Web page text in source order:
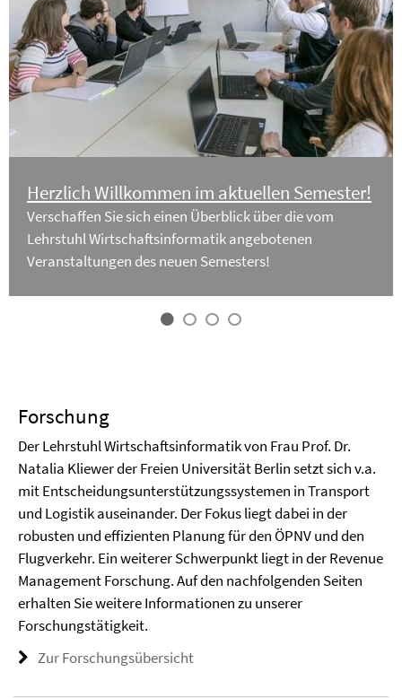
Herzlich Willkommen im aktuellen Semester!
Verschaffen Sie sich einen Überblick über die vom
Lehrstuhl Wirtschaftsinformatik angebotenen
Veranstaltungen des neuen Semesters!
Forschung
Der Lehrstuhl Wirtschaftsinformatik von Frau Prof. Dr.
Natalia Kliewer der Freien Universität Berlin setzt sich v.a.
mit Entscheidungsunterstützungssystemen in Transport
und Logistik auseinander. Der Fokus liegt dabei in der
robusten und effizienten Planung für den ÖPNV und den
Flugverkehr. Ein weiterer Schwerpunkt liegt in der Revenue
Management Forschung. Auf den nachfolgenden Seiten
erhalten Sie weitere Informationen zu unserer
Forschungstätigkeit.
Zur Forschungsübersicht